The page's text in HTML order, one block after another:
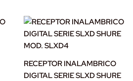
RECEPTOR INALAMBRICO
DIGITAL SERIE SLXD SHURE